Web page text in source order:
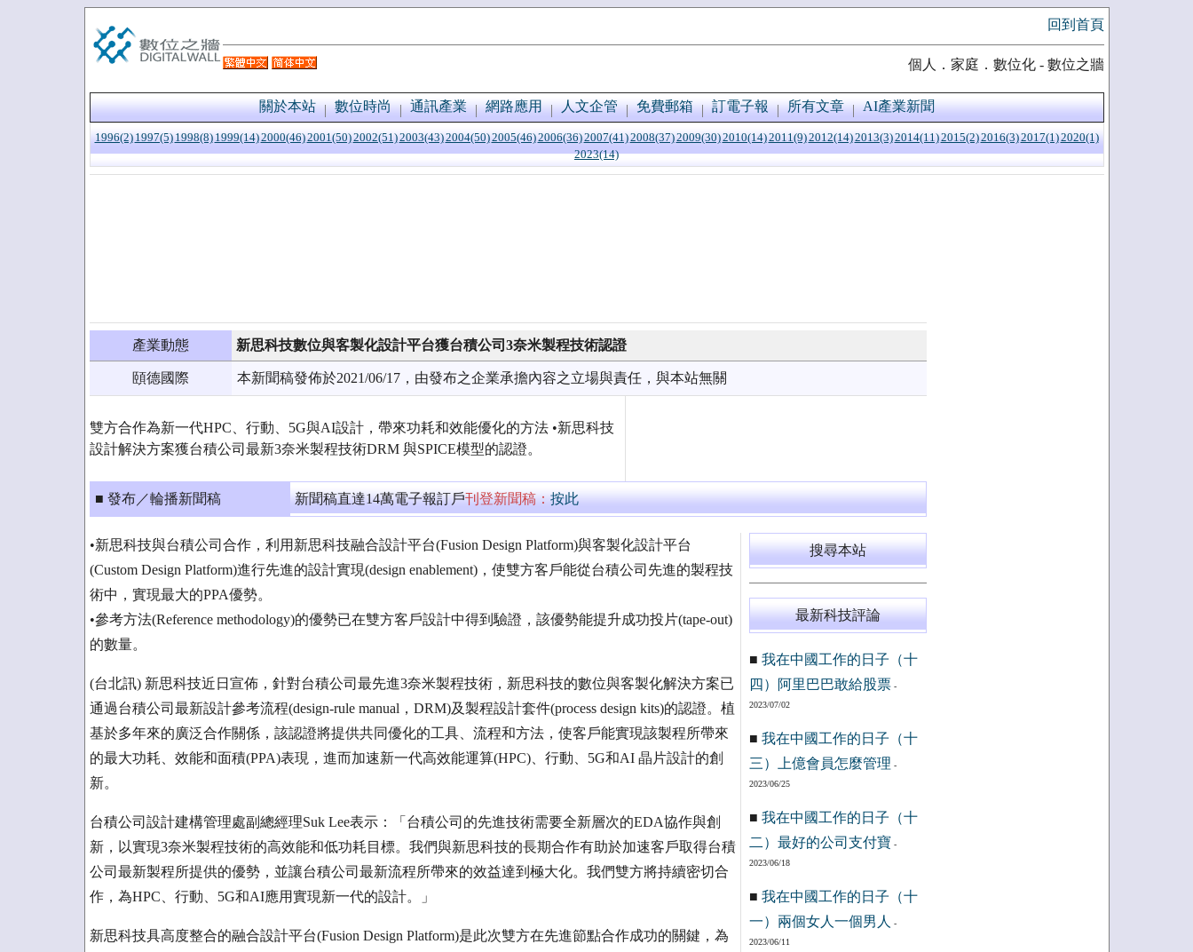
回到首頁
個人．家庭．數位化 - 數位之牆
關於本站 數位時尚 通訊產業 網路應用 人文企管 免費郵箱 訂電子報 所有文章 AI產業新聞
1996(2) 1997(5) 1998(8) 1999(14)2000(46)2001(50)2002(51)2003(43)2004(50)2005(46)2006(36)2007(41)2008(37)2009(30)2010(14)2011(9)2012(14)2013(3)2014(11)2015(2)2016(3)2017(1)2020(1)
2023(14)
產業動態 新思科技數位與客製化設計平台獲台積公司3奈米製程技術認證
頤德國際 本新聞稿發佈於2021/06/17，由發布之企業承擔內容之立場與責任，與本站無關
雙方合作為新一代HPC、行動、5G與AI設計，帶來功耗和效能優化的方法 •新思科技
設計解決方案獲台積公司最新3奈米製程技術DRM 與SPICE模型的認證。
■ 發布／輪播新聞稿 新聞稿直達14萬電子報訂戶刊登新聞稿：按此
•新思科技與台積公司合作，利用新思科技融合設計平台(Fusion Design Platform)與客製化設計平台
(Custom Design Platform)進行先進的設計實現(design enablement)，使雙方客戶能從台積公司先進的製程技
術中，實現最大的PPA優勢。
•參考方法(Reference methodology)的優勢已在雙方客戶設計中得到驗證，該優勢能提升成功投片(tape-out)
的數量。
(台北訊) 新思科技近日宣佈，針對台積公司最先進3奈米製程技術，新思科技的數位與客製化解決方案已
通過台積公司最新設計參考流程(design-rule manual，DRM)及製程設計套件(process design kits)的認證。植
基於多年來的廣泛合作關係，該認證將提供共同優化的工具、流程和方法，使客戶能實現該製程所帶來
的最大功耗、效能和面積(PPA)表現，進而加速新一代高效能運算(HPC)、行動、5G和AI 晶片設計的創
新。
台積公司設計建構管理處副總經理Suk Lee表示：「台積公司的先進技術需要全新層次的EDA協作與創
新，以實現3奈米製程技術的高效能和低功耗目標。我們與新思科技的長期合作有助於加速客戶取得台積
公司最新製程所提供的優勢，並讓台積公司最新流程所帶來的效益達到極大化。我們雙方將持續密切合
作，為HPC、行動、5G和AI應用實現新一代的設計。」
新思科技具高度整合的融合設計平台(Fusion Design Platform)是此次雙方在先進節點合作成功的關鍵，為
搜尋本站
最新科技評論
■ 我在中國工作的日子（十
四）阿里巴巴敢給股票-
2023/07/02
■ 我在中國工作的日子（十
三）上億會員怎麼管理 -
2023/06/25
■ 我在中國工作的日子（十
二）最好的公司支付寶 -
2023/06/18
■ 我在中國工作的日子（十
一）兩個女人一個男人
-
2023/06/11